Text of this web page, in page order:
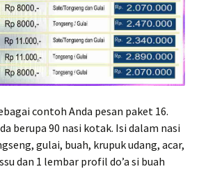
contoh Anda pesan paket 16.
berupa 90 nasi kotak. Isi dalam nasi
gulai, buah, krupuk udang, acar,
dan 1 lembar profil do’a si buah